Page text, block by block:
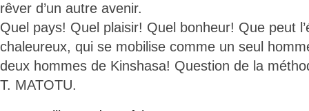
rêver d’un autre avenir.
Quel pays! Quel plaisir! Quel bonheur! Que peut
chaleureux, qui se mobilise comme un seul
deux hommes de Kinshasa! Question de la
T. MATOTU.